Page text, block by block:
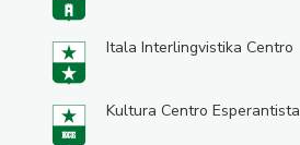
Itala Interlingvistika Centro
Kultura Centro Esperantista